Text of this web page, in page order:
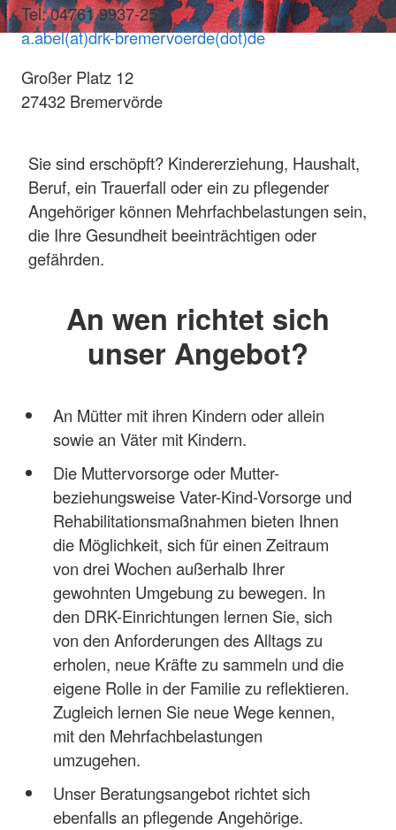
Tel: 04761 9937-25
a.abel(at)drk-bremervoerde(dot)de
Großer Platz 12
27432 Bremervörde
Sie sind erschöpft? Kindererziehung, Haushalt,
Beruf, ein Trauerfall oder ein zu pflegender
Angehöriger können Mehrfachbelastungen sein,
die Ihre Gesundheit beeinträchtigen oder
gefährden.
An wen richtet sich
unser Angebot?
An Mütter mit ihren Kindern oder allein
sowie an Väter mit Kindern.
Die Muttervorsorge oder Mutter-
beziehungsweise Vater-Kind-Vorsorge und
Rehabilitationsmaßnahmen bieten Ihnen
die Möglichkeit, sich für einen Zeitraum
von drei Wochen außerhalb Ihrer
gewohnten Umgebung zu bewegen. In
den DRK-Einrichtungen lernen Sie, sich
von den Anforderungen des Alltags zu
erholen, neue Kräfte zu sammeln und die
eigene Rolle in der Familie zu reflektieren.
Zugleich lernen Sie neue Wege kennen,
mit den Mehrfachbelastungen
umzugehen.
Unser Beratungsangebot richtet sich
ebenfalls an pflegende Angehörige.